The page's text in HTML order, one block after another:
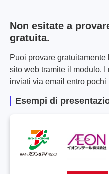
Non esitate a
gratuita.
Puoi provare
sito web tramite il modulo.
inviati via email entro pochi
Esempi di